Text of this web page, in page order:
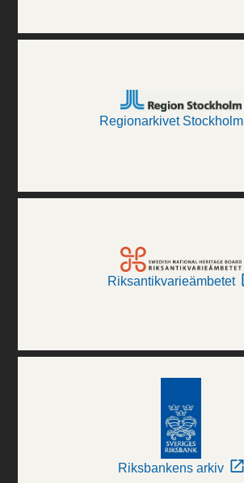
Regionarkivet Stockholm
Riksantikvarieämbetet
Riksbankens arkiv